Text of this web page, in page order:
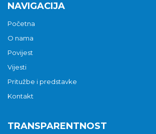
NAVIGACIJA
Početna
O nama
Povijest
Vijesti
Pritužbe i predstavke
Kontakt
TRANSPARENTNOST